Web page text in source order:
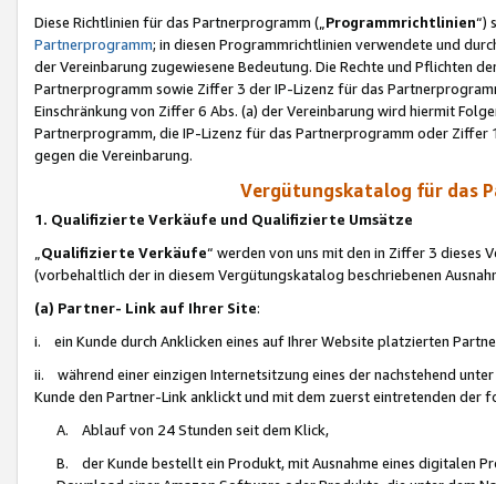
Diese Richtlinien für das Partnerprogramm („Programmrichtlinien“)
Partnerprogramm; in diesen Programmrichtlinien verwendete und
der Vereinbarung zugewiesene Bedeutung. Die Rechte und Pflichten
Partnerprogramm sowie Ziffer 3 der IP-Lizenz für das
Einschränkung von Ziffer 6 Abs. (a) der Vereinbarung wird hiermit
Partnerprogramm, die IP-Lizenz für das Partnerprogramm oder
gegen die Vereinbarung.
Vergütungskatalog für das
1. Qualifizierte Verkäufe und Qualifizierte Umsätze
Qualifizierte Verkäufe“ werden von uns mit den in Ziffer 3
(vorbehaltlich der in diesem Vergütungskatalog beschriebenen
(a) Partner- Link auf Ihrer Site:
i. ein Kunde durch Anklicken eines auf Ihrer Website platzierten
ii. während einer einzigen Internetsitzung eines der nachstehend
Kunde den Partner-Link anklickt und mit dem zuerst eintretenden der
A. Ablauf von 24 Stunden seit dem Klick,
B. der Kunde bestellt ein Produkt, mit Ausnahme eines digitalen